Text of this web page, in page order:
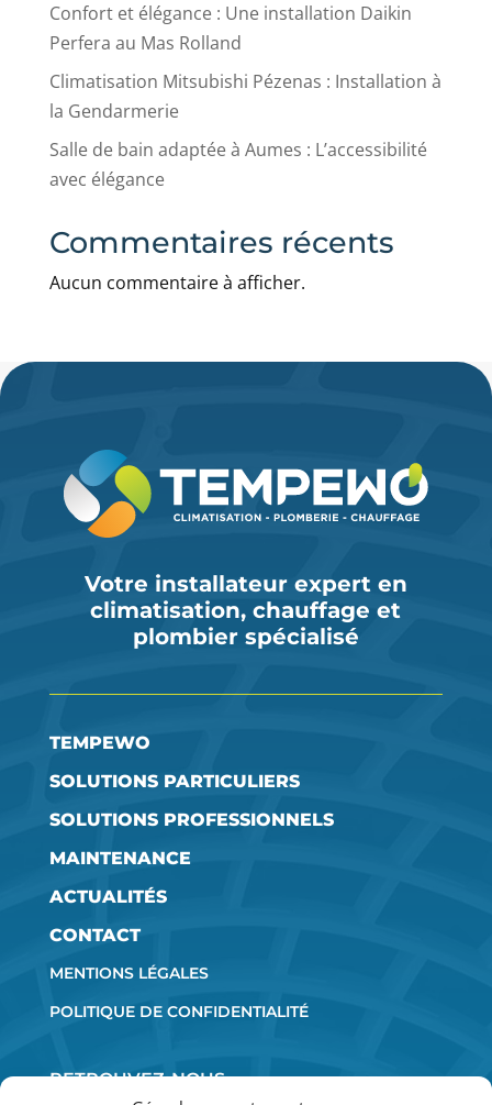
Confort et élégance : Une installation Daikin
Perfera au Mas Rolland
Climatisation Mitsubishi Pézenas : Installation à
la Gendarmerie
Salle de bain adaptée à Aumes : L’accessibilité
avec élégance
Commentaires récents
Aucun commentaire à afficher.
Votre installateur expert en
climatisation, chauffage et
plombier spécialisé
TEMPEWO
SOLUTIONS PARTICULIERS
SOLUTIONS PROFESSIONNELS
MAINTENANCE
ACTUALITÉS
CONTACT
MENTIONS LÉGALES
POLITIQUE DE CONFIDENTIALITÉ
RETROUVEZ-NOUS
SUR LES RÉSEAUX SOCIAUX :